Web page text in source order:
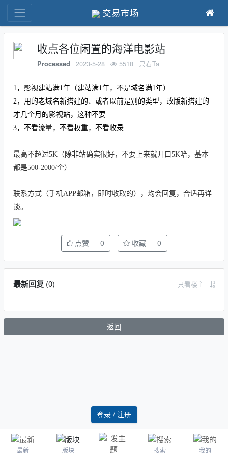
最新 版块 搜索 我的
登录 / 注册
交易市场
收点各位闲置的海洋电影站
Processed 2023-5-28 5518 只看Ta
1，影视建站满1年（建站满1年，不是域名满1年）
2，用的老域名新搭建的、或者以前是别的类型，改版新搭建的
才几个月的影视站，这种不要
3，不看流量，不看权重，不看收录
最高不超过5K（除非站确实很好，不要上来就开口5K哈，基本
都是500-2000/个）
联系方式（手机APP邮箱，即时收取的），均会回复，合适再详
谈。
点赞 0 收藏 0
最新回复(0) 只看楼主
返回